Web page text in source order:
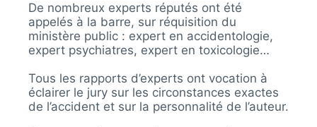
De nombreux experts réputés ont été
appelés à la barre, sur réquisition du
ministère public : expert en accidentologie,
expert psychiatres, expert en toxicologie…
Tous les rapports d’experts ont vocation à
éclairer le jury sur les circonstances exactes
de l’accident et sur la personnalité de l’auteur.